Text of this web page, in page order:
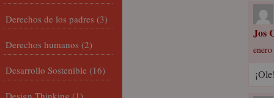
Jos
Derechos de los padres (3)
Derechos humanos (2)
Desarrollo Sostenible (16)
Design Thinking (1)